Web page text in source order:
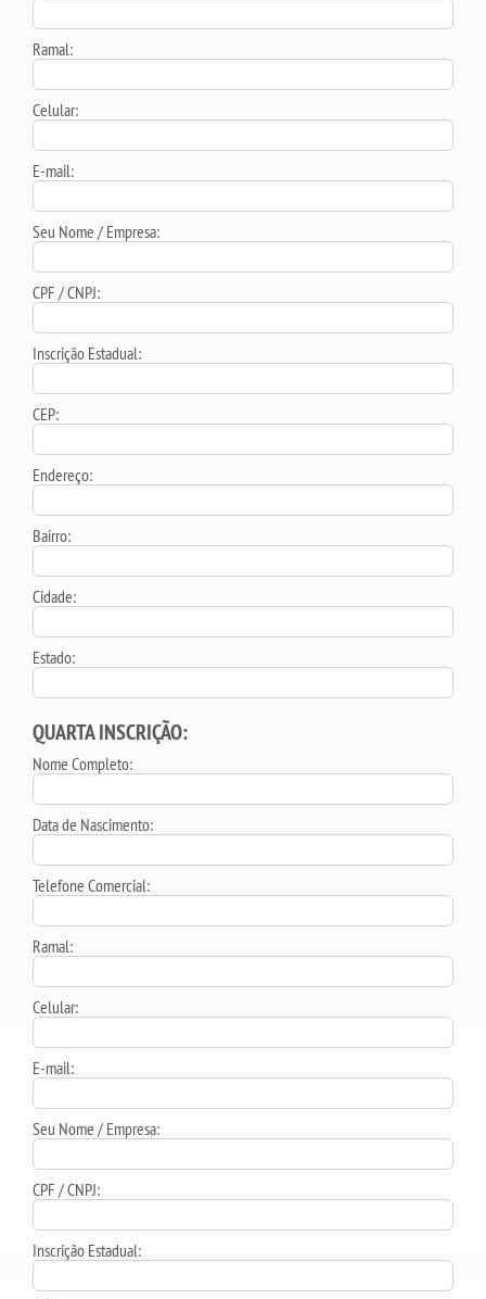
Ramal:
Celular:
E-mail:
Seu Nome / Empresa:
CPF / CNPJ:
Inscrição Estadual:
CEP:
Endereço:
Bairro:
Cidade:
Estado:
QUARTA INSCRIÇÃO:
Nome Completo:
Data de Nascimento:
Telefone Comercial:
Ramal:
Celular:
E-mail:
Seu Nome / Empresa:
CPF / CNPJ:
Inscrição Estadual: